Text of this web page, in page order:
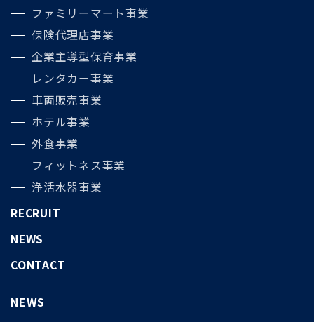
ファミリーマート事業
保険代理店事業
企業主導型保育事業
レンタカー事業
車両販売事業
ホテル事業
外食事業
フィットネス事業
浄活水器事業
RECRUIT
NEWS
CONTACT
NEWS